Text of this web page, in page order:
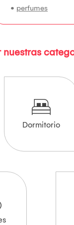
• perfumes
nuestras
Dormitorio